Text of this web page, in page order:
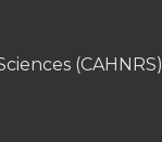
(CAHNRS)